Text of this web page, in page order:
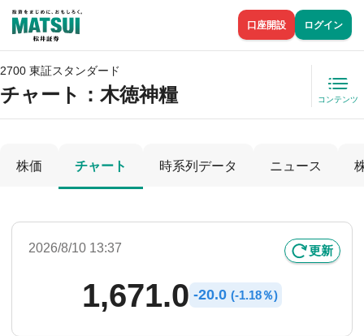
口座開設 ログイン
2700 東証スタンダード
チャート： 木徳神糧 コンテンツ
株価 チャート 時系列データ ニュース
2026/8/10 13:37 更新
1,671.0 -20.0 (-1.18％)